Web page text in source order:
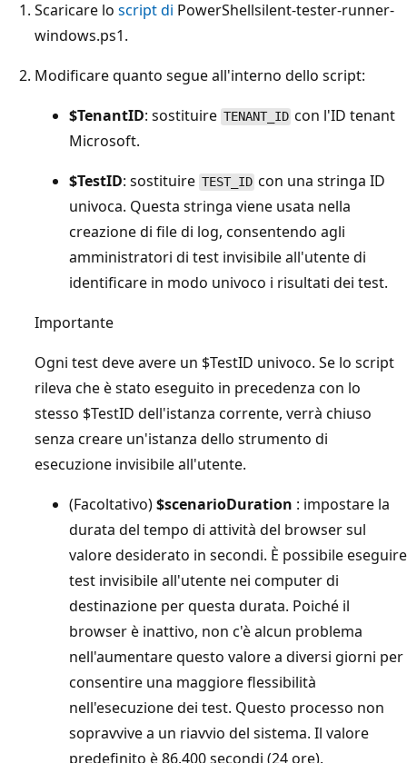
Scaricare lo script di PowerShellsilent-tester-runner-
windows.ps1.
Modificare quanto segue all'interno dello script:
$TenantID: sostituire TENANT_ID con l'ID tenant
Microsoft.
$TestID: sostituire TEST_ID con una stringa ID
univoca. Questa stringa viene usata nella
creazione di file di log, consentendo agli
amministratori di test invisibile all'utente di
identificare in modo univoco i risultati dei test.
Importante
Ogni test deve avere un $TestID univoco. Se lo script
rileva che è stato eseguito in precedenza con lo
stesso $TestID dell'istanza corrente, verrà chiuso
senza creare un'istanza dello strumento di
esecuzione invisibile all'utente.
(Facoltativo)$scenarioDuration : impostare la
durata del tempo di attività del browser sul
valore desiderato in secondi. È possibile eseguire
test invisibile all'utente nei computer di
destinazione per questa durata. Poiché il
browser è inattivo, non c'è alcun problema
nell'aumentare questo valore a diversi giorni per
consentire una maggiore flessibilità
nell'esecuzione dei test. Questo processo non
sopravvive a un riavvio del sistema. Il valore
predefinito è 86.400 secondi (24 ore).